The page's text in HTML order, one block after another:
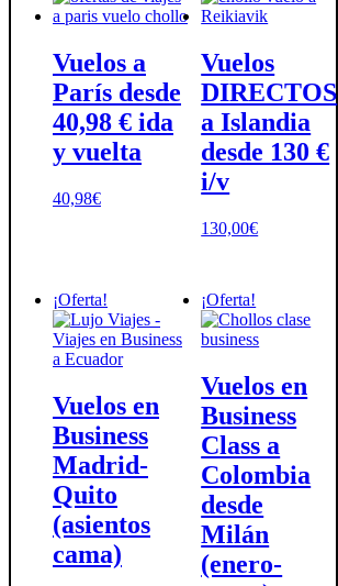
Vuelos a
París desde
40,98 € ida
y vuelta
40,98€
Vuelos
DIRECTOS
a Islandia
desde 130 €
i/v
130,00€
¡Oferta!
Vuelos en
Business
Madrid-
Quito
(asientos
cama)
¡Oferta!
Vuelos en
Business
Class a
Colombia
desde
Milán
(enero-